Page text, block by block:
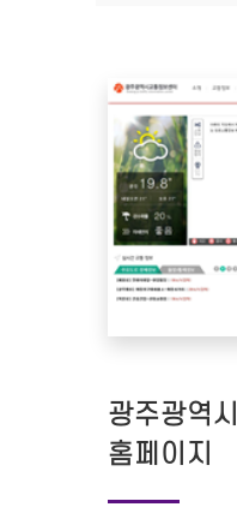
광주광역
홈페이지